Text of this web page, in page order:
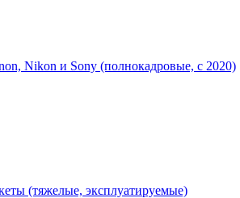
Nikon и Sony (полнокадровые, с 2020)
(тяжелые, эксплуатируемые)